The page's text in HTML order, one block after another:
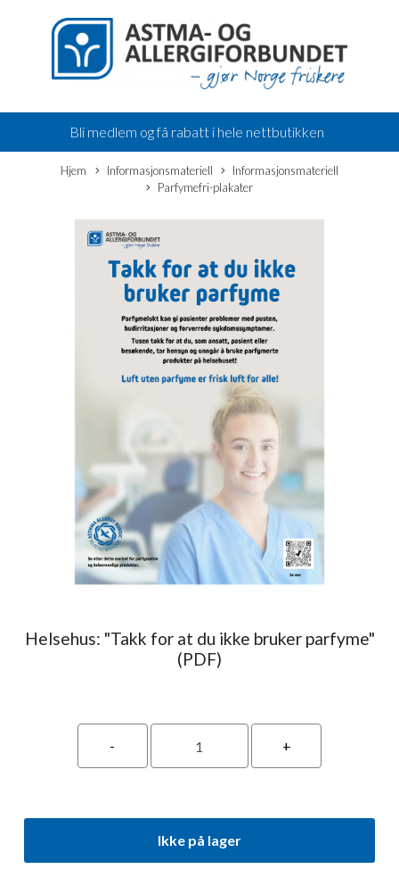
Bli medlem og få rabatt i hele nettbutikken
Hjem Informasjonsmateriell
Informasjonsmateriell
Parfymefri-plakater
Helsehus: "Takk for at du ikke bruker parfyme"
(PDF)
Ikke på lager